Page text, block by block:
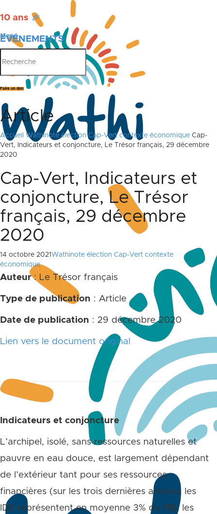
10 ans 🎉
ÉVÉNEMENTS
PUBLICATIONS
Menu
Faire un don
Article
Accueil Wathinote élection Cap-Vert contexte économique Cap-
Vert, Indicateurs et conjoncture, Le Trésor français, 29 décembre
2020
Cap-Vert, Indicateurs et
conjoncture, Le Trésor
français, 29 décembre
2020
14 octobre 2021 Wathinote élection Cap-Vert contexte
économique
Auteur: Le Trésor français
Type de publication : Article
Date de publication : 29 décembre 2020
Lien vers le document original
Indicateurs et conjoncture
L’archipel, isolé, sans ressources naturelles et
pauvre en eau douce, est largement dépendant
de l’extérieur tant pour ses ressources
financières (sur les trois dernières années, les
IDE représentent en moyenne 3% du PIB, les